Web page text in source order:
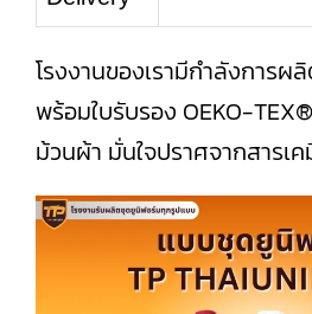
โรงงานของเรามีกำลังการผ
พร้อมใบรับรอง OEKO-
ม้วนผ้า มั่นใจปราศจากสารเ